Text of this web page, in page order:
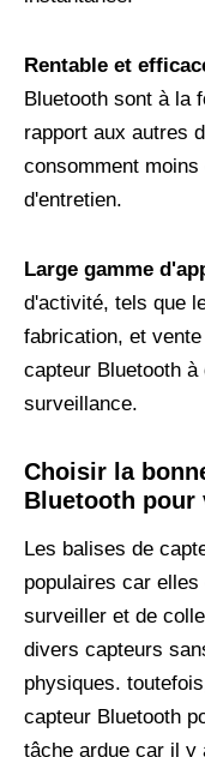
Rentable et
Bluetooth sont à la
rapport aux autres
consomment
d'entretien.
Large gamme
d'activité, tels que
fabrication, et
capteur Bluetooth
surveillance.
Choisir la
Bluetooth pour
Les balises de
populaires car
surveiller et de
divers capteurs
physiques.
capteur Bluetooth
tâche ardue car il y